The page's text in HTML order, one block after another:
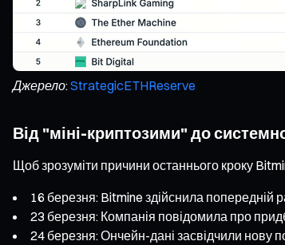
Джерело:StrategicETHReserve
Від "міні-криптозими" до
Щоб зрозуміти причини останнього кроку
16 березня: Bitmine здійснила попередній
23 березня: Компанія повідомила про
24 березня: Ончейн-дані засвідчили нову